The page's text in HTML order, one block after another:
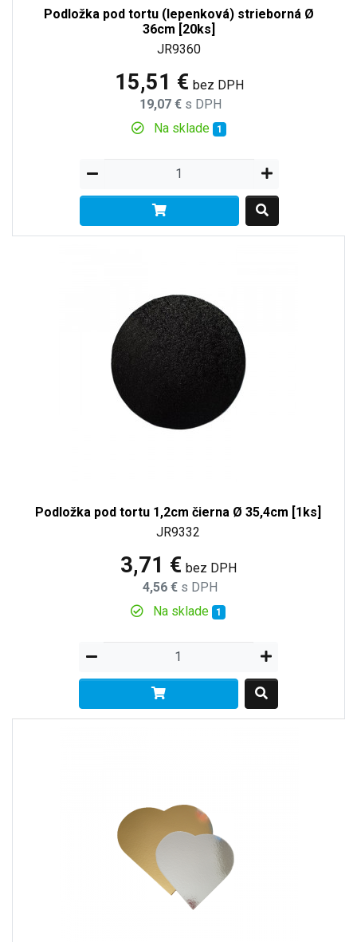
Podložka pod tortu (lepenková) strieborná Ø
36cm [20ks]
JR9360
15,51 € bez DPH
19,07 € s DPH
Na sklade 1
Podložka pod tortu 1,2cm čierna Ø 35,4cm [1ks]
JR9332
3,71 € bez DPH
4,56 € s DPH
Na sklade 1